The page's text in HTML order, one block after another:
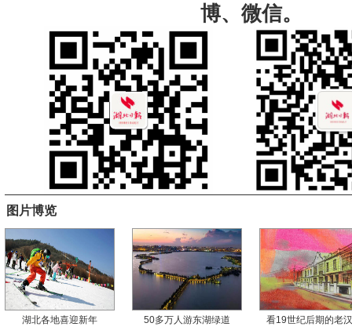
博、微信。
图片博览
湖北各地喜迎新年 50多万人游东湖绿道 看19世纪后期的老